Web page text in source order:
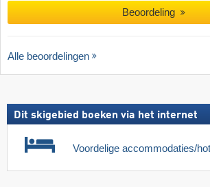
Beoordeling
Alle beoordelingen
Dit skigebied boeken via het internet
Voordelige accommodaties/